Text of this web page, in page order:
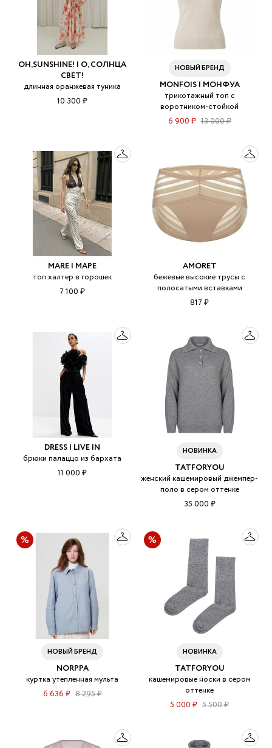
OH,SUNSHINE! | О, СОЛНЦА
СВЕТ!
длинная оранжевая туника
10 300 ₽
НОВЫЙ БРЕНД
MONFOIS | МОНФУА
трикотажный топ с
воротником-стойкой
6 900 ₽ 13 000 ₽
MARE | МАРЕ
топ халтер в горошек
7 100 ₽
AMORET
бежевые высокие трусы с
полосатыми вставками
817 ₽
DRESS I LIVE IN
брюки палаццо из бархата
11 000 ₽
НОВИНКА
TATFORYOU
женский кашемировый джемпер-
поло в сером оттенке
35 000 ₽
НОВЫЙ БРЕНД
NORPPA
куртка утепленная мульта
6 636 ₽ 8 295 ₽
НОВИНКА
TATFORYOU
кашемировые носки в сером
оттенке
5 000 ₽ 5 500 ₽